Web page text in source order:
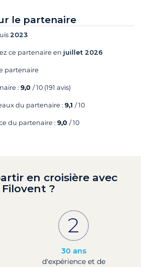
le partenaire
2023
ce partenaire en juillet 2026
partenaire
: 9,0 / 10 (191 avis)
du partenaire : 9,1 / 10
du partenaire : 9,0 / 10
en croisière avec
Filovent ?
30 ans
d'expérience et de